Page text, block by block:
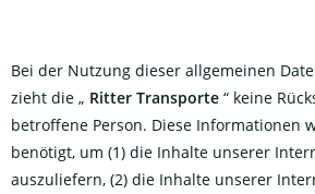
Bei der Nutzung dieser allgemeinen
zieht die „ Ritter Transporte “ keine
betroffene Person. Diese Informationen
benötigt, um (1) die Inhalte unserer
auszuliefern, (2) die Inhalte unserer